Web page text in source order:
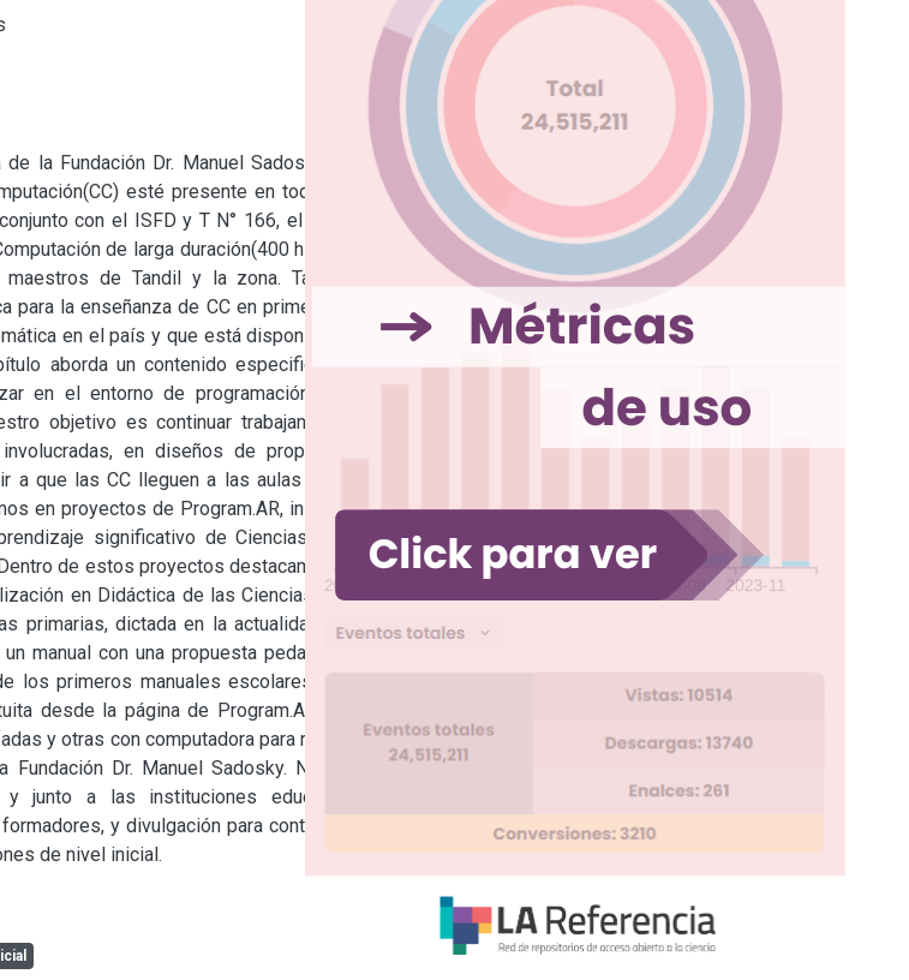
la Fundación Dr. Manuel Sadosky que
esté presente en todas las
con el ISFD y T N° 166, el primer
de larga duración(400 hs) para
de Tandil y la zona. También
la enseñanza de CC en primer ciclo
en el país y que está disponible de
aborda un contenido especifico con
en el entorno de programación Pilas
objetivo es continuar trabajando, de
en diseños de propuestas
a que las CC lleguen a las aulas de las
en proyectos de Program.AR, iniciativa
significativo de Ciencias de la
de estos proyectos destacamos, en
en Didáctica de las Ciencias de la
primarias, dictada en la actualidad para
manual con una propuesta pedagógica
los primeros manuales escolares en la
desde la página de Program.Ar. Cada
y otras con computadora para realizar
Dr. Manuel Sadosky. Nuestro
junto a las instituciones educativas
y divulgación para contribuir a
de nivel inicial.